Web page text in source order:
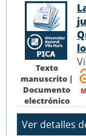
Texto
manuscrito |
Documento
electrónico